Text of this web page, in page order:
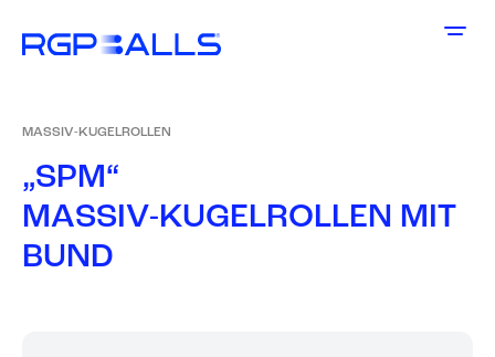
MASSIV-KUGELROLLEN
„SPM“
MASSIV-KUGELROLLEN MIT
BUND